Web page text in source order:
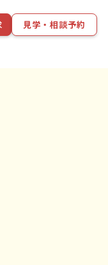
見学・相談予約